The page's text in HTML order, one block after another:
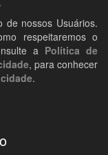
de nossos Usuários.
respeitaremos o
a Política de
, para conhecer
.